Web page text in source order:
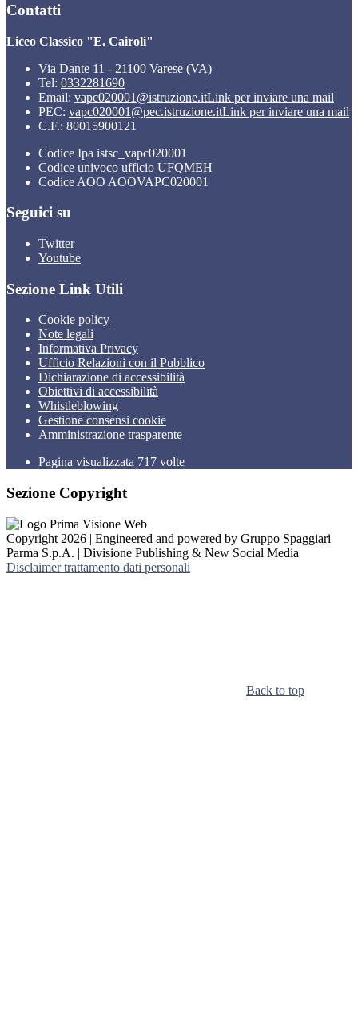
Contatti
Liceo Classico "E. Cairoli"
Via Dante 11 - 21100 Varese (VA)
Tel: 0332281690
Email: vapc020001@istruzione.itLink per inviare una mail
PEC: vapc020001@pec.istruzione.itLink per inviare una mail
C.F.: 80015900121
Codice Ipa istsc_vapc020001
Codice univoco ufficio UFQMEH
Codice AOO AOOVAPC020001
Seguici su
Twitter
Youtube
Sezione Link Utili
Cookie policy
Note legali
Informativa Privacy
Ufficio Relazioni con il Pubblico
Dichiarazione di accessibilità
Obiettivi di accessibilità
Whistleblowing
Gestione consensi cookie
Amministrazione trasparente
Pagina visualizzata 717 volte
Sezione Copyright
Copyright 2026 | Engineered and powered by Gruppo Spaggiari
Parma S.p.A. | Divisione Publishing & New Social Media
Disclaimer trattamento dati personali
Back to top